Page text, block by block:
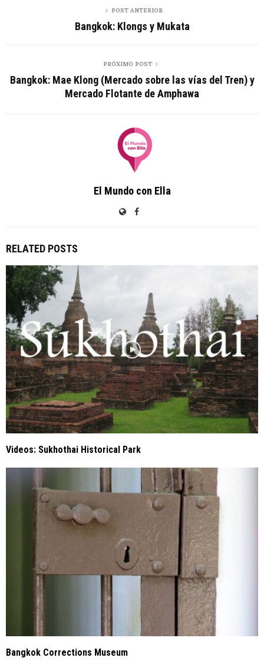
POST ANTERIOR
Bangkok: Klongs y Mukata
PRÓXIMO POST
Bangkok: Mae Klong (Mercado sobre las vías del Tren) y
Mercado Flotante de Amphawa
El Mundo con Ella
RELATED POSTS
Videos: Sukhothai Historical Park
Bangkok Corrections Museum